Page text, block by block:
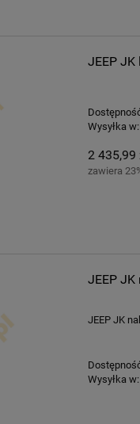
JEEP JK
Wysyłka w:
2 435,99
zawiera
JEEP JK
JEEP JK
Wysyłka w: